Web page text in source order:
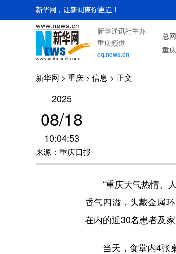
新华通讯社主办
重庆频道
cq.news.cn
总
重
新华网 > 重庆 > 信息 > 正文
2025
08/18
10:04:53
来源：重庆日报
“重庆天气热情、人
香气四溢，头戴金属
在内的近30名患者及
当天，食堂内4张桌